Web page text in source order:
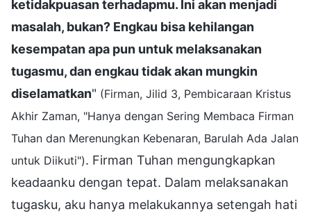
ketidakpuasan terhadapmu. Ini akan menjadi
masalah, bukan? Engkau bisa kehilangan
kesempatan apa pun untuk melaksanakan
tugasmu, dan engkau tidak akan mungkin
diselamatkan" (Firman, Jilid 3, Pembicaraan Kristus
Akhir Zaman, "Hanya dengan Sering Membaca Firman
Tuhan dan Merenungkan Kebenaran, Barulah Ada Jalan
untuk Diikuti"). Firman Tuhan mengungkapkan
keadaanku dengan tepat. Dalam melaksanakan
tugasku, aku hanya melakukannya setengah hati